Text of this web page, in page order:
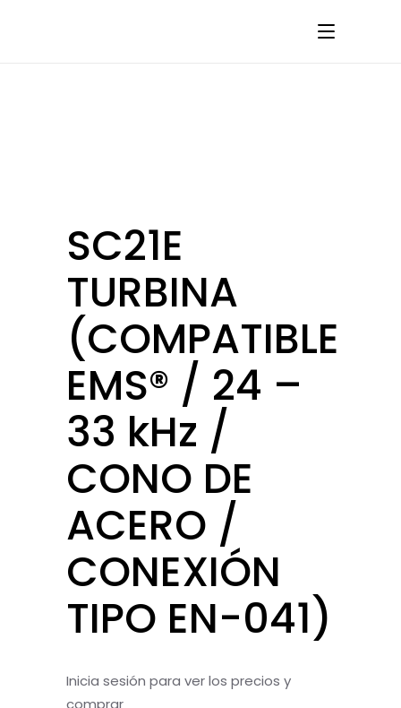
SC21E
TURBINA
(COMPATIBLE
EMS® / 24 –
33 kHz /
CONO DE
ACERO /
CONEXIÓN
TIPO EN-041)
Inicia sesión para ver los precios y
comprar